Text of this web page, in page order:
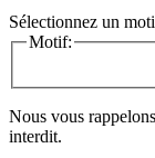
Sélectionnez un
Motif:
Nous vous
interdit.